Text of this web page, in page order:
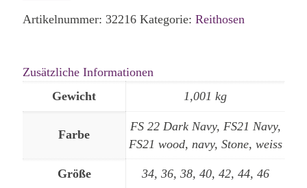
Artikelnummer: 32216 Kategorie: Reithosen
Zusätzliche Informationen
Gewicht
1,001 kg
Farbe
FS 22 Dark Navy, FS21 Navy,
FS21 wood, navy, Stone, weiss
Größe 34, 36, 38, 40, 42, 44, 46